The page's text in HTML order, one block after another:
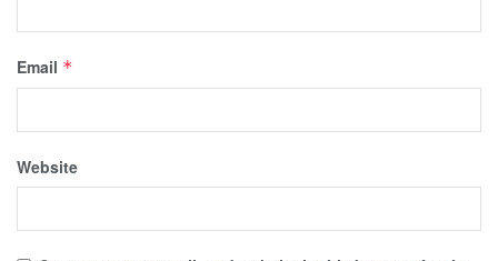
Email *
Website